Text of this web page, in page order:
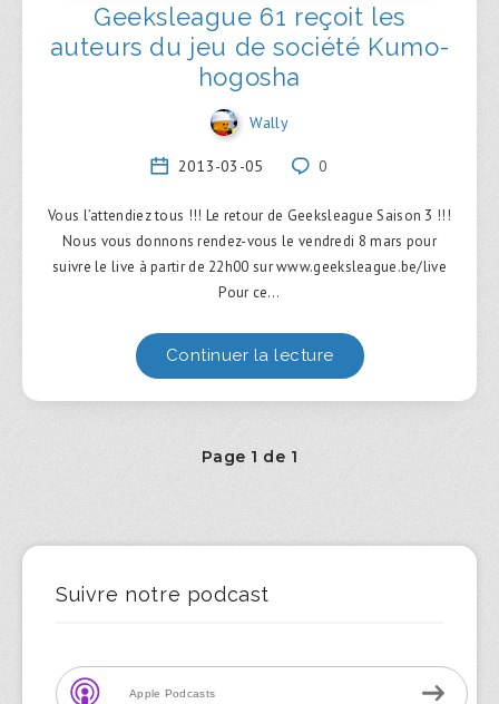
Geeksleague 61 reçoit les
auteurs du jeu de société Kumo-
hogosha
Wally
2013-03-05 0
Vous l’attendiez tous !!! Le retour de Geeksleague Saison 3 !!!
Nous vous donnons rendez-vous le vendredi 8 mars pour
suivre le live à partir de 22h00 sur www.geeksleague.be/live
Pour ce…
Continuer la lecture
Page 1 de 1
Suivre notre podcast
Apple Podcasts